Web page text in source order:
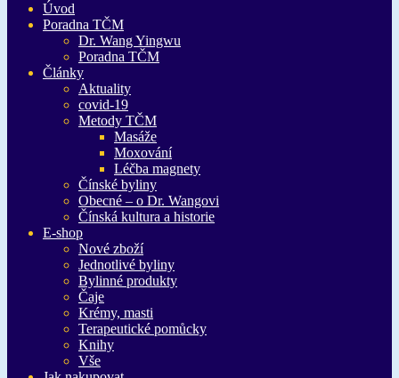
Úvod
Poradna TČM
Dr. Wang Yingwu
Poradna TČM
Články
Aktuality
covid-19
Metody TČM
Masáže
Moxování
Léčba magnety
Čínské byliny
Obecné – o Dr. Wangovi
Čínská kultura a historie
E-shop
Nové zboží
Jednotlivé byliny
Bylinné produkty
Čaje
Krémy, masti
Terapeutické pomůcky
Knihy
Vše